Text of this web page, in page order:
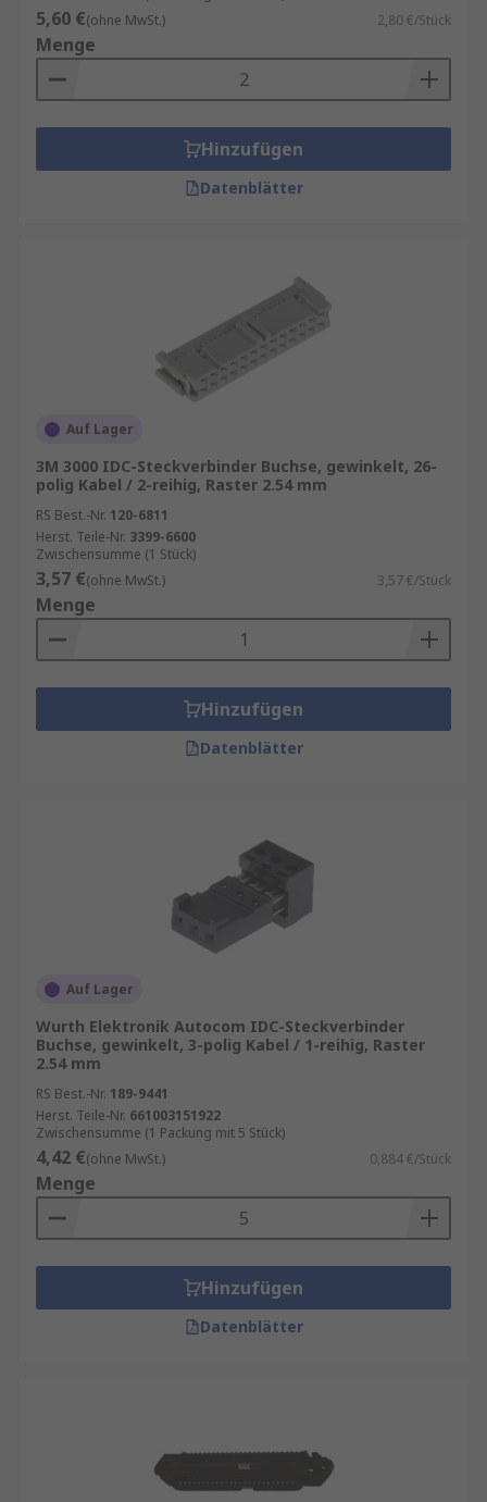
5,60 €(ohne MwSt.) 2,80 €/Stück
Menge
Hinzufügen
Datenblätter
Auf Lager
3M 3000 IDC-Steckverbinder Buchse, gewinkelt, 26-
polig Kabel / 2-reihig, Raster 2.54 mm
RS Best.-Nr. 120-6811
Herst. Teile-Nr. 3399-6600
Zwischensumme (1 Stück)
3,57 €(ohne MwSt.) 3,57 €/Stück
Menge
Hinzufügen
Datenblätter
Auf Lager
Wurth Elektronik Autocom IDC-Steckverbinder
Buchse, gewinkelt, 3-polig Kabel / 1-reihig, Raster
2.54 mm
RS Best.-Nr. 189-9441
Herst. Teile-Nr. 661003151922
Zwischensumme (1 Packung mit 5 Stück)
4,42 €(ohne MwSt.) 0,884 €/Stück
Menge
Hinzufügen
Datenblätter